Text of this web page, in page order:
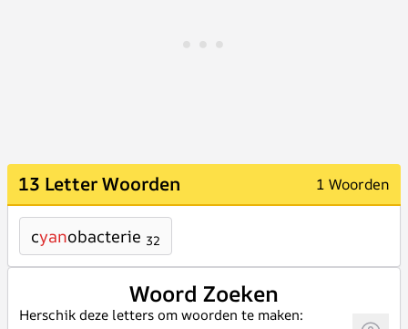
13 Letter Woorden 1 Woorden
cyanobacterie 32
Woord Zoeken
Herschik deze letters om woorden te maken: